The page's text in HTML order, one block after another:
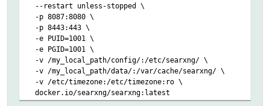
--restart unless-stopped \
-p 8087:8080 \
-p 8443:443 \
-e PUID=1001 \
-e PGID=1001 \
-v /my_local_path/config/:/etc/searxng/ \
-v /my_local_path/data/:/var/cache/searxng/ \
-v /etc/timezone:/etc/timezone:ro \
docker.io/searxng/searxng:latest